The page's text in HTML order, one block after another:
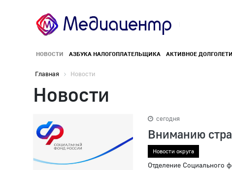
НОВОСТИ АЗБУКА НАЛОГОПЛАТЕЛЬЩИКА АКТИВНОЕ
Главная Новости
Новости
сегодня
Вниманию
Новости округа
Отделение Социального